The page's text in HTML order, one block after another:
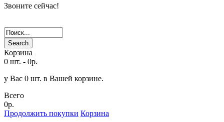
Звоните сейчас!
Search
Корзина
0 шт. - 0р.
у Вас 0 шт. в Вашей корзине.
Всего
0р.
Продолжить покупки Корзина